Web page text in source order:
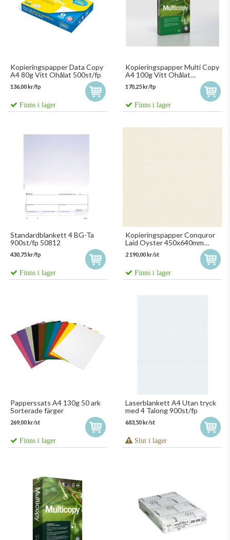
Kopieringspapper Data Copy
A4 80g Vitt Ohålat 500st/fp
136,00 kr/fp
Finns i lager
Kopieringspapper Multi Copy
A4 100g Vitt Ohålat
500st/fp
170,25 kr/fp
Finns i lager
Standardblankett 4 BG-Ta
900st/fp 50812
430,75 kr/fp
Finns i lager
Kopieringspapper Conquror
Laid Oyster 450x640mm
2 190,00 kr/st
Finns i lager
Papperssats A4 130g 50 ark
Sorterade färger
269,00 kr/st
Finns i lager
Laserblankett A4 Utan tryck
med 4 Talong 900st/fp
683,50 kr/st
Slut i lager